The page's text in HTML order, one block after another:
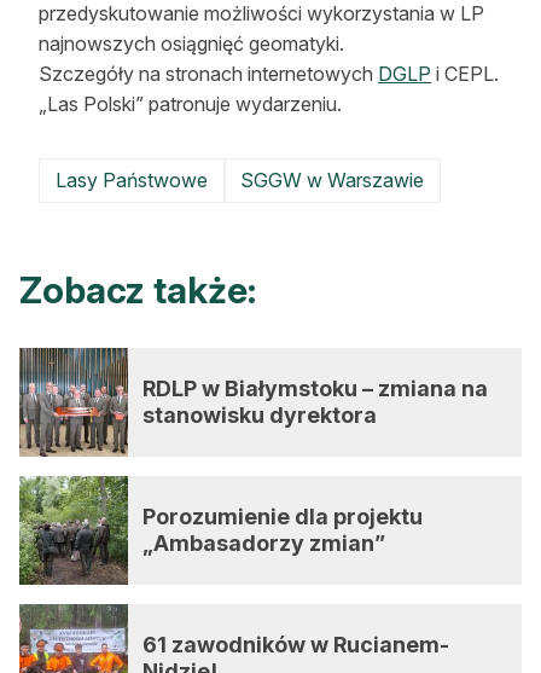
przedyskutowanie możliwości wykorzystania w LP
najnowszych osiągnięć geomatyki.
Szczegóły na stronach internetowych DGLP i CEPL.
„Las Polski” patronuje wydarzeniu.
Lasy Państwowe SGGW w Warszawie
Zobacz także:
RDLP w Białymstoku – zmiana na
stanowisku dyrektora
Porozumienie dla projektu
„Ambasadorzy zmian”
61 zawodników w Rucianem-